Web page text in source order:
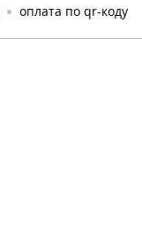
оплата по qr-коду